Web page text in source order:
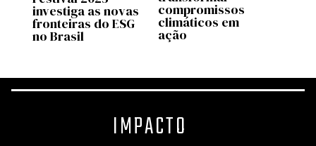
investiga as novas
fronteiras do ESG
no Brasil
compromissos
climáticos em
ação
IMPACTO